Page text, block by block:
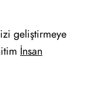
geliştirmeye
İnsan